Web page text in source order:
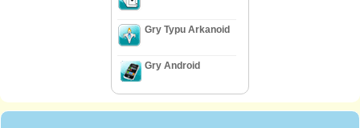
Gry Typu Arkanoid
Gry Android